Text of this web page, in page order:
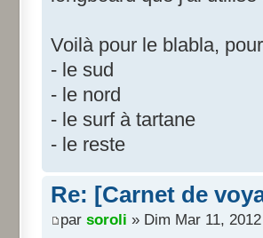
Voilà pour le blabla,
- le sud
- le nord
- le surf à tartane
- le reste
Re: [Carnet de
par soroli » Dim Mar 11,